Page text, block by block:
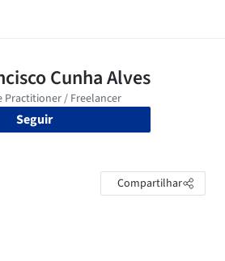
Seguir
Compartilhar